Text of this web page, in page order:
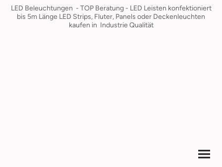
LED Beleuchtungen - TOP Beratung - LED Leisten konfektioniert
bis 5m Länge LED Strips, Fluter, Panels oder Deckenleuchten
kaufen in Industrie Qualität